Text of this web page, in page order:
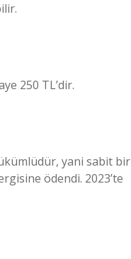
250 TL’dir.
yani sabit bir
ödendi. 2023’te